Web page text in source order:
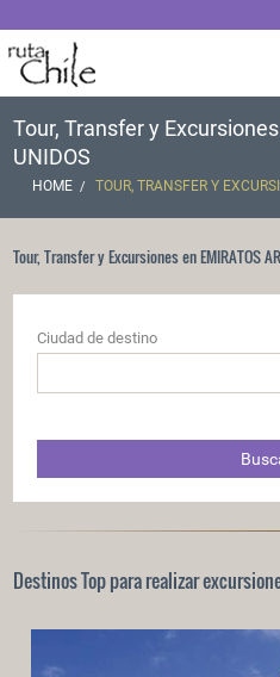
Tour, Transfer y
UNIDOS
HOME TOUR, TRANSFER Y
Tour, Transfer y Excursiones en EMIRATOS
Ciudad de destino
Destinos Top para realizar